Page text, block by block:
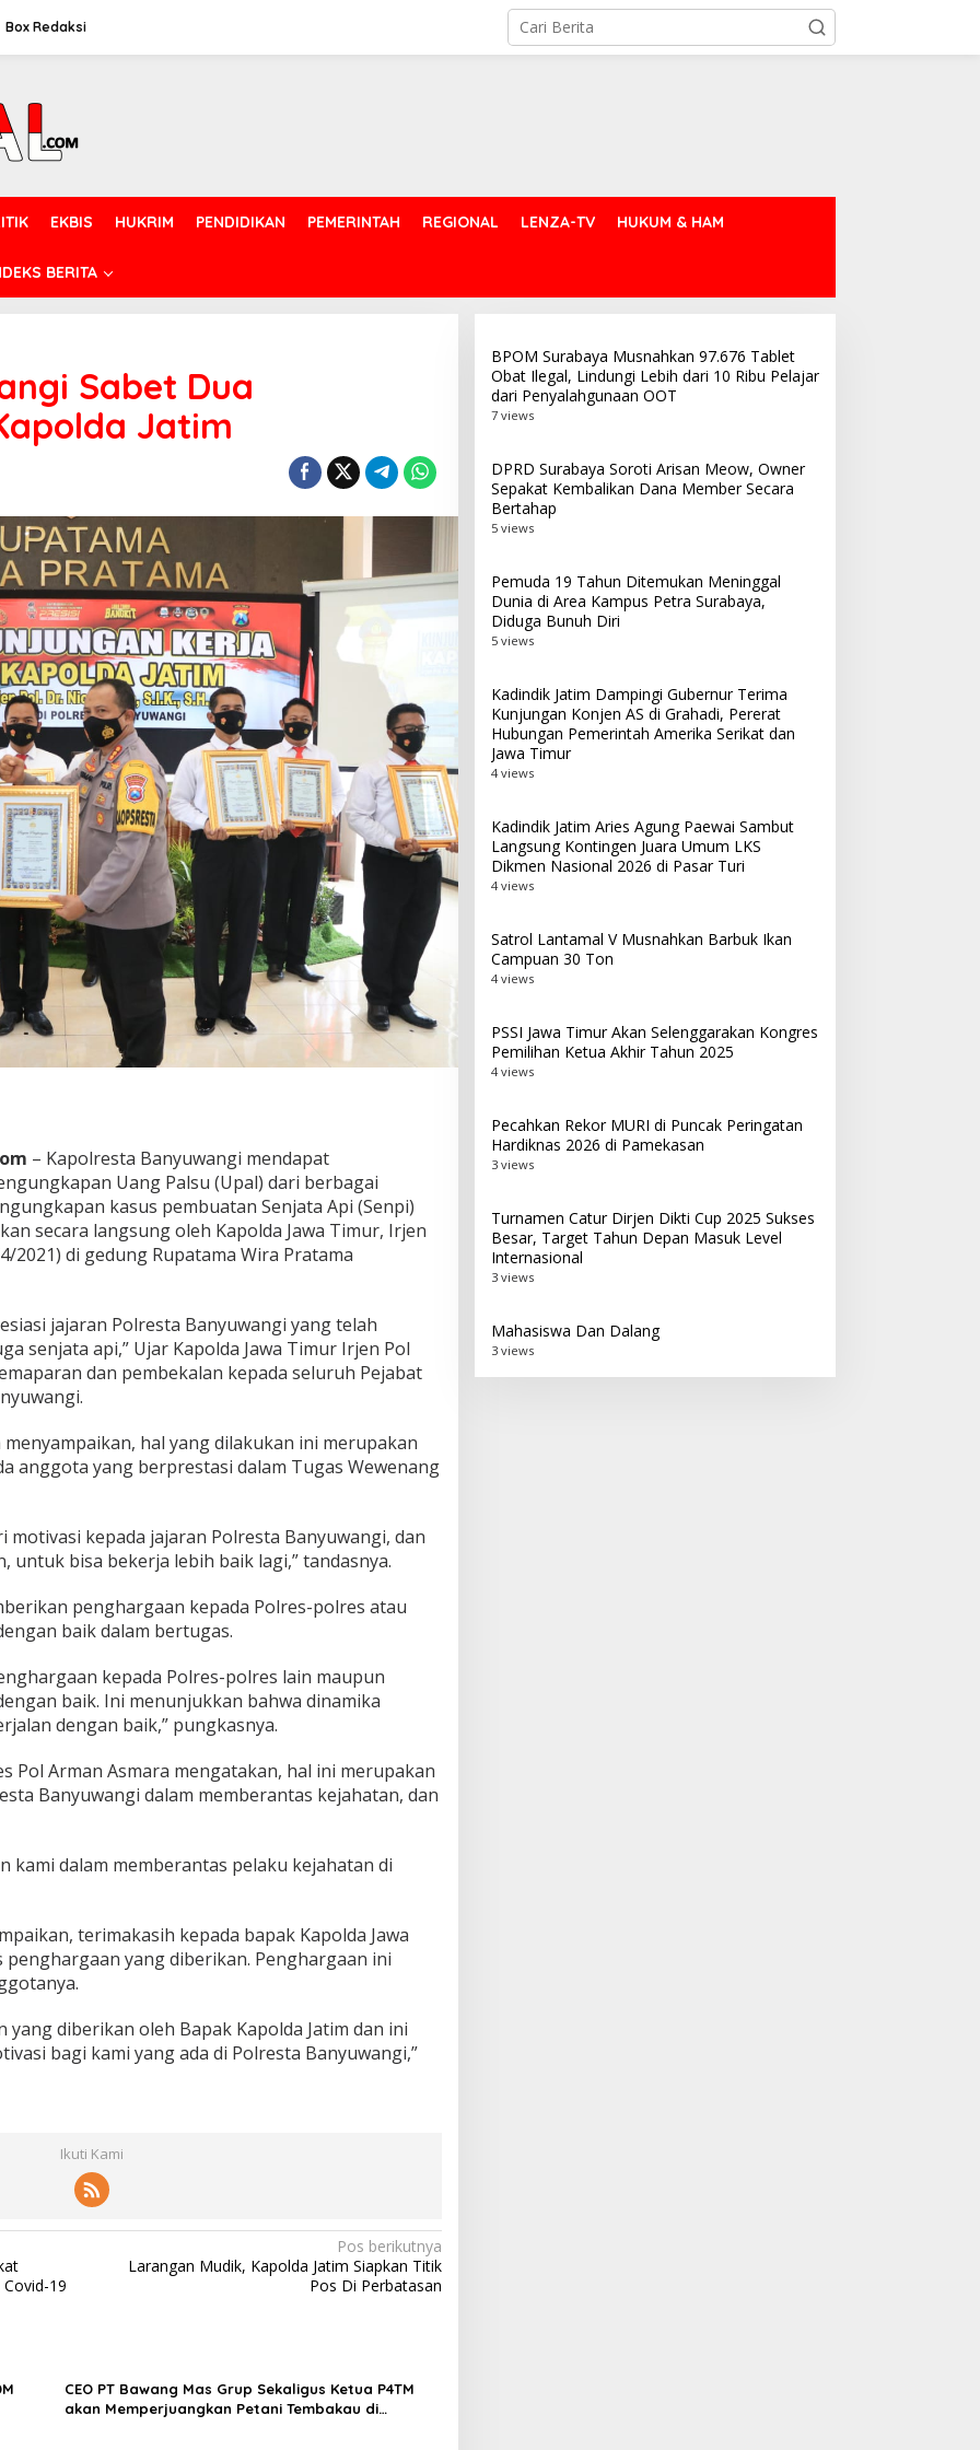
Box Redaksi
EKBIS HUKRIM PENDIDIKAN PEMERINTAH REGIONAL LENZA-TV HUKUM & HAM
BERITA
Sabet Dua
Jatim
– Kapolresta Banyuwangi mendapat
Uang Palsu (Upal) dari berbagai
kasus pembuatan Senjata Api (Senpi)
secara langsung oleh Kapolda Jawa Timur, Irjen
2021) di gedung Rupatama Wira Pratama
jajaran Polresta Banyuwangi yang telah
senjata api,” Ujar Kapolda Jawa Timur Irjen Pol
dan pembekalan kepada seluruh Pejabat
hal yang dilakukan ini merupakan
anggota yang berprestasi dalam Tugas Wewenang
motivasi kepada jajaran Polresta Banyuwangi, dan
untuk bisa bekerja lebih baik lagi,” tandasnya.
penghargaan kepada Polres-polres atau
baik dalam bertugas.
kepada Polres-polres lain maupun
baik. Ini menunjukkan bahwa dinamika
dengan baik,” pungkasnya.
Pol Arman Asmara mengatakan, hal ini merupakan
Banyuwangi dalam memberantas kejahatan, dan
kami dalam memberantas pelaku kejahatan di
terimakasih kepada bapak Kapolda Jawa
yang diberikan. Penghargaan ini
diberikan oleh Bapak Kapolda Jatim dan ini
bagi kami yang ada di Polresta Banyuwangi,”
Ikuti Kami
19
Pos berikutnya
Larangan Mudik, Kapolda Jatim Siapkan Titik
Pos Di Perbatasan
CEO PT Bawang Mas Grup Sekaligus Ketua P4TM
akan Memperjuangkan Petani Tembakau di
BPOM Surabaya Musnahkan 97.676 Tablet
Obat Ilegal, Lindungi Lebih dari 10 Ribu Pelajar
dari Penyalahgunaan OOT
7 views
DPRD Surabaya Soroti Arisan Meow, Owner
Sepakat Kembalikan Dana Member Secara
Bertahap
5 views
Pemuda 19 Tahun Ditemukan Meninggal
Dunia di Area Kampus Petra Surabaya,
Diduga Bunuh Diri
5 views
Kadindik Jatim Dampingi Gubernur Terima
Kunjungan Konjen AS di Grahadi, Pererat
Hubungan Pemerintah Amerika Serikat dan
Jawa Timur
4 views
Kadindik Jatim Aries Agung Paewai Sambut
Langsung Kontingen Juara Umum LKS
Dikmen Nasional 2026 di Pasar Turi
4 views
Satrol Lantamal V Musnahkan Barbuk Ikan
Campuan 30 Ton
4 views
PSSI Jawa Timur Akan Selenggarakan Kongres
Pemilihan Ketua Akhir Tahun 2025
4 views
Pecahkan Rekor MURI di Puncak Peringatan
Hardiknas 2026 di Pamekasan
3 views
Turnamen Catur Dirjen Dikti Cup 2025 Sukses
Besar, Target Tahun Depan Masuk Level
Internasional
3 views
Mahasiswa Dan Dalang
3 views